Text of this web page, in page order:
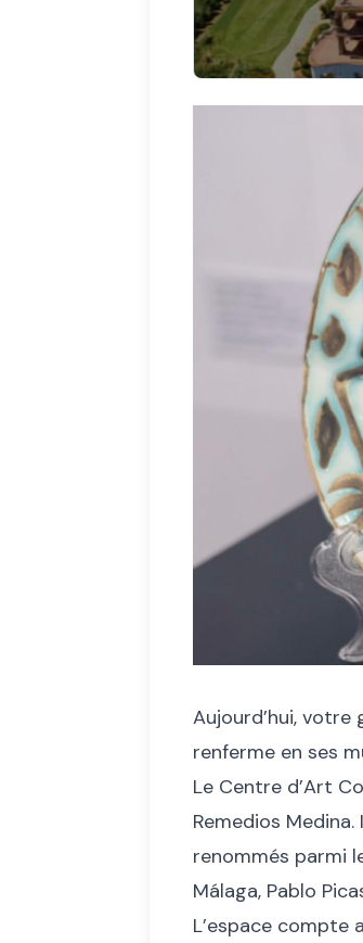
Aujourd’hui,
renferme en ses
Le Centre d’Art
Remedios
renommés parmi
Málaga, Pablo
L’espace compte